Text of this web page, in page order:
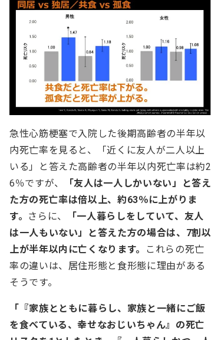
急性心筋梗塞で入院した後期高齢者の半年以
内死亡率を見ると、「近くに友人が二人以上
いる」と答えた高齢者の半年以内死亡率は約2
6％ですが、
「友人は一人しかいない」と答え
た方の死亡率は倍以上、約63％に上がりま
す。 さらに、
「一人暮らしをしていて、友人
は一人もいない」と答えた方の場合は、7割以
上が半年以内に亡くなります。
これらの死亡
率の違いは、居住形態と食形態に理由がある
そうです。
「『家族とともに暮らし、家族と一緒にご飯
を食べている、幸せなおじいちゃん』の死亡